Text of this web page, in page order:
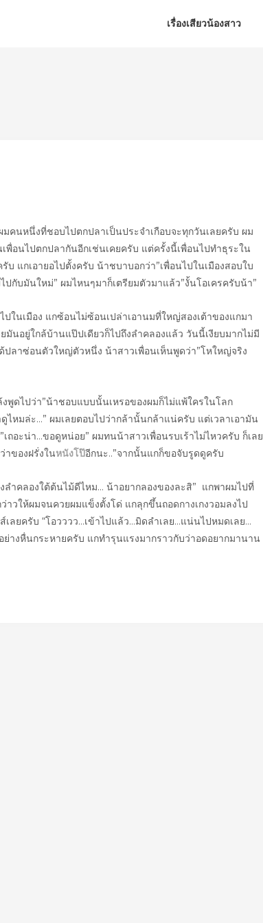
เรื่องเสียวน้องสาว
นหนึ่งที่ชอบไปตกปลาเป็นประจำเกือบจะทุกวันเลยครับ ผม
อนไปตกปลากันอีกเช่นเคยครับ แต่ครั้งนี้เพื่อนไปทำธุระใน
แกเอายอไปตั้งครับ น้าชบาบอกว่า”เพื่อนไปในเมืองสอบใบ
บมันใหม่” ผมไหนๆมาก็เตรียมตัวมาแล้ว”งั้นโอเครครับน้า”
ในเมือง แกซ้อนไม่ซ้อนเปล่าเอานมที่ใหญ่สองเต้าของแกมา
นอยู่ใกล้บ้านแป๊ปเดียวก็ไปถึงลำคลองแล้ว วันนี้เงียบมากไม่มี
ลาซ่อนตัวใหญ่ตัวหนึ่ง น้าสาวเพื่อนเห็นพูดว่า”โหใหญ่จริง
ดไปว่า”น้าชอบแบบนั้นเหรอของผมก็ไม่แพ้ใครในโลก
หมล่ะ…” ผมเลยตอบไปว่ากล้านั้นกล้าแน่ครับ แต่เวลาเอามัน
ถอะน่า…ขอดูหน่อย” ผมทนน้าสาวเพื่อนรบเร้าไม่ไหวครับ ก็เลย
าของฝรั่งในหนังโป๊อีกนะ..”จากนั้นแกก็ขอจับรูดดูครับ
ลำคลองใต้ต้นไม้ดีไหม… น้าอยากลองของละสิ” แกพาผมไปที่
ให้ผมจนควยผมแข็งตั้งโด่ แกลุกขึ้นถอดกางเกงวอมลงไป
ยครับ “โอวววว…เข้าไปแล้ว…มิดลำเลย…แน่นไปหมดเลย…
างหื่นกระหายครับ แกทำรุนแรงมากราวกับว่าอดอยากมานาน